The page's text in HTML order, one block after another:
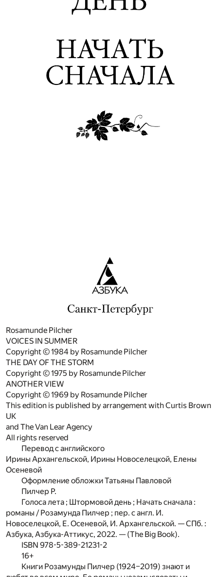
Rosamunde Pilcher
VOICES IN SUMMER
Copyright © 1984 by Rosamunde Pilcher
THE DAY OF THE STORM
Copyright © 1975 by Rosamunde Pilcher
ANOTHER VIEW
Copyright © 1969 by Rosamunde Pilcher
This edition is published by arrangement with Curtis Brown
UK
and The Van Lear Agency
All rights reserved
Перевод с английского
Ирины Архангельской, Ирины Новоселецкой, Елены
Осеневой
Оформление обложки Татьяны Павловой
Пилчер Р.
Голоса лета ; Штормовой день ; Начать сначала :
романы / Розамунда Пилчер ; пер. с англ. И.
Новоселецкой, Е. Осеневой, И. Архангельской. — СПб. :
Азбука, Азбука-Аттикус, 2022. — (The Big Book).
ISBN 978-5-389-21231-2
16+
Книги Розамунды Пилчер (1924–2019) знают и